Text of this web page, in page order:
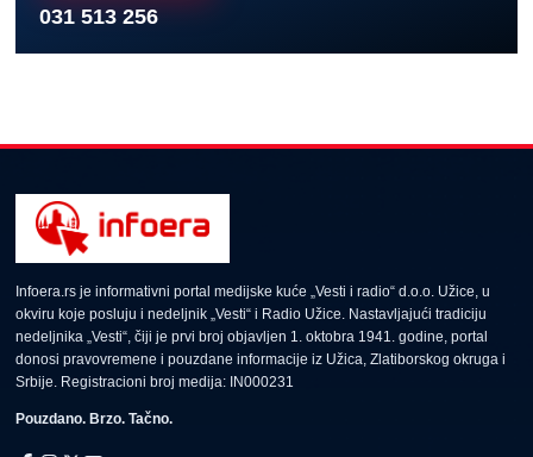
031 513 256
Infoera.rs je informativni portal medijske kuće „Vesti i radio“ d.o.o. Užice, u
okviru koje posluju i nedeljnik „Vesti“ i Radio Užice. Nastavljajući tradiciju
nedeljnika „Vesti“, čiji je prvi broj objavljen 1. oktobra 1941. godine, portal
donosi pravovremene i pouzdane informacije iz Užica, Zlatiborskog okruga i
Srbije. Registracioni broj medija: IN000231
Pouzdano. Brzo. Tačno.